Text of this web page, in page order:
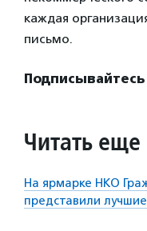
каждая
письмо.
Подписывайтесь
Читать еще
На ярмарке НКО
представили